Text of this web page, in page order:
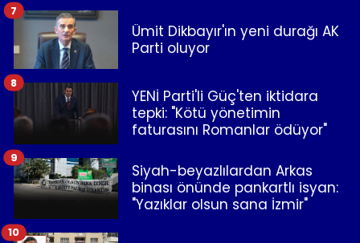
Ümit Dikbayır'ın yeni durağı AK
Parti oluyor
7
YENİ Parti'li Güç'ten iktidara
tepki: "Kötü yönetimin
faturasını Romanlar ödüyor"
8
Siyah-beyazlılardan Arkas
binası önünde pankartlı isyan:
"Yazıklar olsun sana İzmir"
9
10